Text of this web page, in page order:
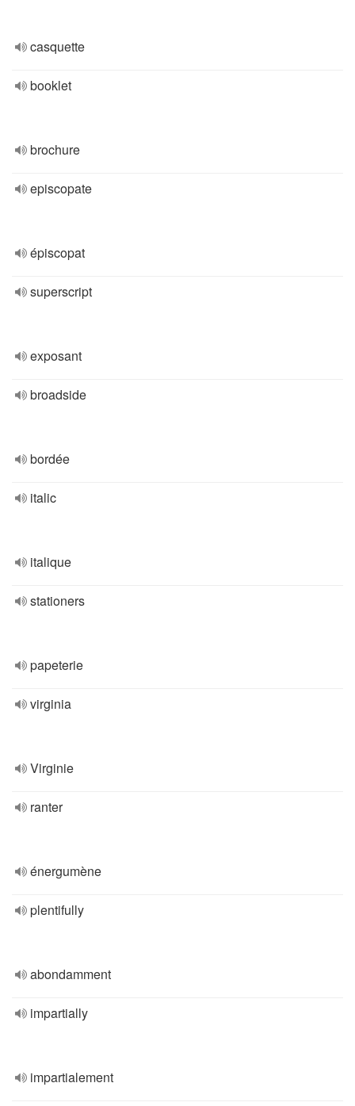
casquette
booklet
brochure
episcopate
épiscopat
superscript
exposant
broadside
bordée
italic
italique
stationers
papeterie
virginia
Virginie
ranter
énergumène
plentifully
abondamment
impartially
impartialement